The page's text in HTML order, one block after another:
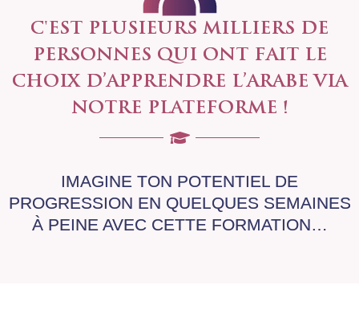
C'EST PLUSIEURS MILLIERS DE
PERSONNES QUI ONT FAIT LE
CHOIX D’APPRENDRE L’ARABE VIA
NOTRE PLATEFORME !
IMAGINE TON POTENTIEL DE
PROGRESSION EN QUELQUES SEMAINES
À PEINE AVEC CETTE FORMATION…